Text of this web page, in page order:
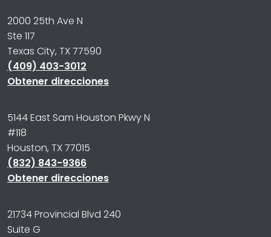
2000 25th Ave N
Ste 117
Texas City, TX 77590
(409) 403-3012
Obtener direcciones
5144 East Sam Houston Pkwy N
#118
Houston, TX 77015
(832) 843-9366
Obtener direcciones
21734 Provincial Blvd 240
Suite G